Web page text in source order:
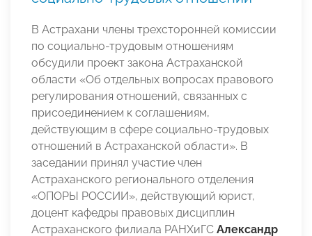
В Астрахани члены трехсторонней комиссии
по социально-трудовым отношениям
обсудили проект закона Астраханской
области «Об отдельных вопросах правового
регулирования отношений, связанных с
присоединением к соглашениям,
действующим в сфере социально-трудовых
отношений в Астраханской области». В
заседании принял участие член
Астраханского регионального отделения
«ОПОРЫ РОССИИ», действующий юрист,
доцент кафедры правовых дисциплин
Астраханского филиала РАНХиГС Александр